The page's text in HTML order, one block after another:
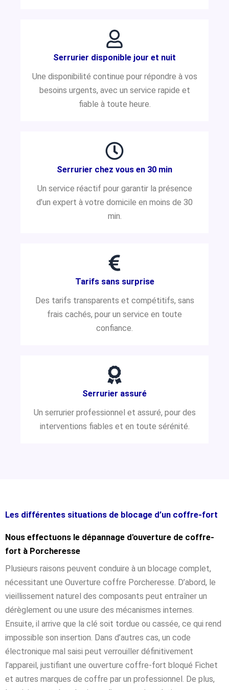
Serrurier disponible jour et nuit
Une disponibilité continue pour répondre à vos
besoins urgents, avec un service rapide et
fiable à toute heure.
Serrurier chez vous en 30 min
Un service réactif pour garantir la présence
d’un expert à votre domicile en moins de 30
min.
Tarifs sans surprise
Des tarifs transparents et compétitifs, sans
frais cachés, pour un service en toute
confiance.
Serrurier assuré
Un serrurier professionnel et assuré, pour des
interventions fiables et en toute sérénité.
Les différentes situations de blocage d’un coffre-fort
Nous effectuons le dépannage d'ouverture de coffre-
fort à Porcheresse
Plusieurs raisons peuvent conduire à un blocage complet,
nécessitant une Ouverture coffre Porcheresse. D’abord, le
vieillissement naturel des composants peut entraîner un
dérèglement ou une usure des mécanismes internes.
Ensuite, il arrive que la clé soit tordue ou cassée, ce qui rend
impossible son insertion. Dans d’autres cas, un code
électronique mal saisi peut verrouiller définitivement
l’appareil, justifiant une ouverture coffre-fort bloqué Fichet
et autres marques de coffre par un professionnel. De plus,